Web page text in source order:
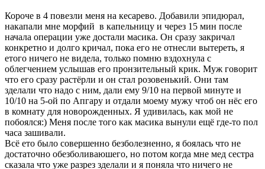
Короче в 4 повезли меня на кесарево. Добавили эпидюрал,
накапали мне морфий в капельницу и через 15 мин после
начала операции уже достали масика. Он сразу закричал
конкретно и долго кричал, пока его не отнесли вытереть, я
етого ничего не видела, только помню вздохнула с
облегчением услышав его пронзительный крик. Муж говорит
что его сразу растёрли и он стал розовенький. Они там
зделали что надо с ним, дали ему 9/10 на первой минуте и
10/10 на 5-ой по Апгару и отдали моему мужу чтоб он нёс его
в комнату для новорожденных. Я удивилась, как мой не
побоялся:) Меня после того как масика вынули ещё где-то пол
часа зашивали.
Всё ето было совершенно безболезненно, я боялась что не
достаточно обезболиваюшего, но потом когда мне мед сестра
сказала что уже разрез зделали и я поняла что ничего не